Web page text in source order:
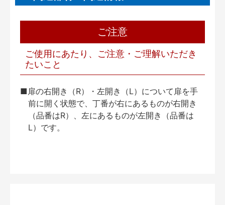
ご注意
ご使用にあたり、ご注意・ご理解いただき
たいこと
■扉の右開き（R）・左開き（L）について扉を手
前に開く状態で、丁番が右にあるものが右開き
（品番はR）、左にあるものが左開き（品番は
L）です。